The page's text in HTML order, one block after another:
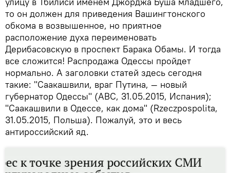
то он должен для приведения Вашингтонского
обкома в возвышенное, но приятное
расположение духа переименовать
Дерибасовскую в проспект Барака Обамы. И тогда
все сложится! Распродажа Одессы пройдет
нормально. А заголовки статей здесь сегодня
такие: "Саакашвили, враг Путина, — новый
губернатор Одессы" (ABC, 31.05.2015, Испания);
"Саакашвили в Одессе, как дома" (Rzeczpospolita,
31.05.2015, Польша). Пожалуй, это и весь
антироссийский яд.